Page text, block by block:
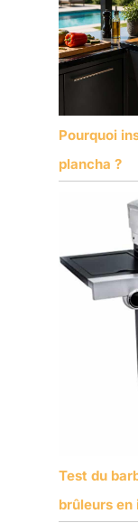
Pourquoi
plancha ?
Test du
brûleurs en